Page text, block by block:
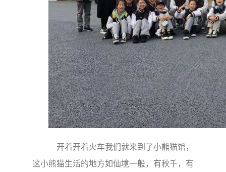
开着开着火车我们就来到了小熊猫馆，
这小熊猫生活的地方如仙境一般，有秋千，有